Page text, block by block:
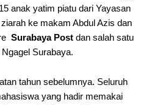
anak yatim piatu dari Yayasan
ke makam Abdul Azis dan
Surabaya Post dan salah satu
Ngagel Surabaya.
tahun sebelumnya. Seluruh
yang hadir memakai